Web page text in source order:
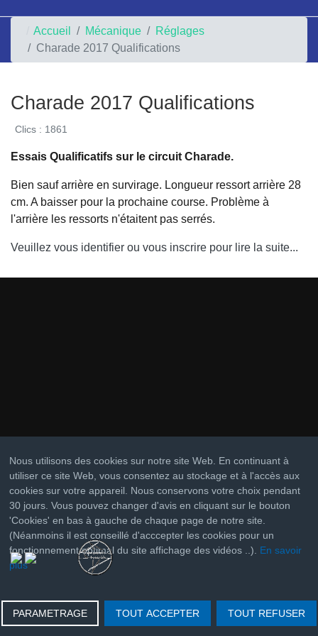
Accueil Mécanique
Réglages
Charade 2017 Qualifications
Charade 2017 Qualifications
Clics : 1861
Essais Qualificatifs sur le circuit Charade.
Bien sauf arrière en survirage. Longueur ressort arrière 28
cm. A baisser pour la prochaine course. Problème à
l'arrière les ressorts n'étaitent pas serrés.
Veuillez vous identifier ou vous inscrire pour lire la suite...
Nous utilisons des cookies sur notre site Web. En continuant à
utiliser ce site Web, vous consentez au stockage et à l'accès aux
cookies sur votre appareil. Nous conservons votre choix pendant
30 jours. Vous pouvez changer d'avis en cliquant sur le bouton
'Cookies' en bas à gauche de chaque page de notre site.
(Néanmoins il est conseillé d'acccepter les cookies pour un
fonctionnement optimal du site affichage des vidéos ..). En savoir
plus
PARAMETRAGE TOUT ACCEPTER TOUT REFUSER